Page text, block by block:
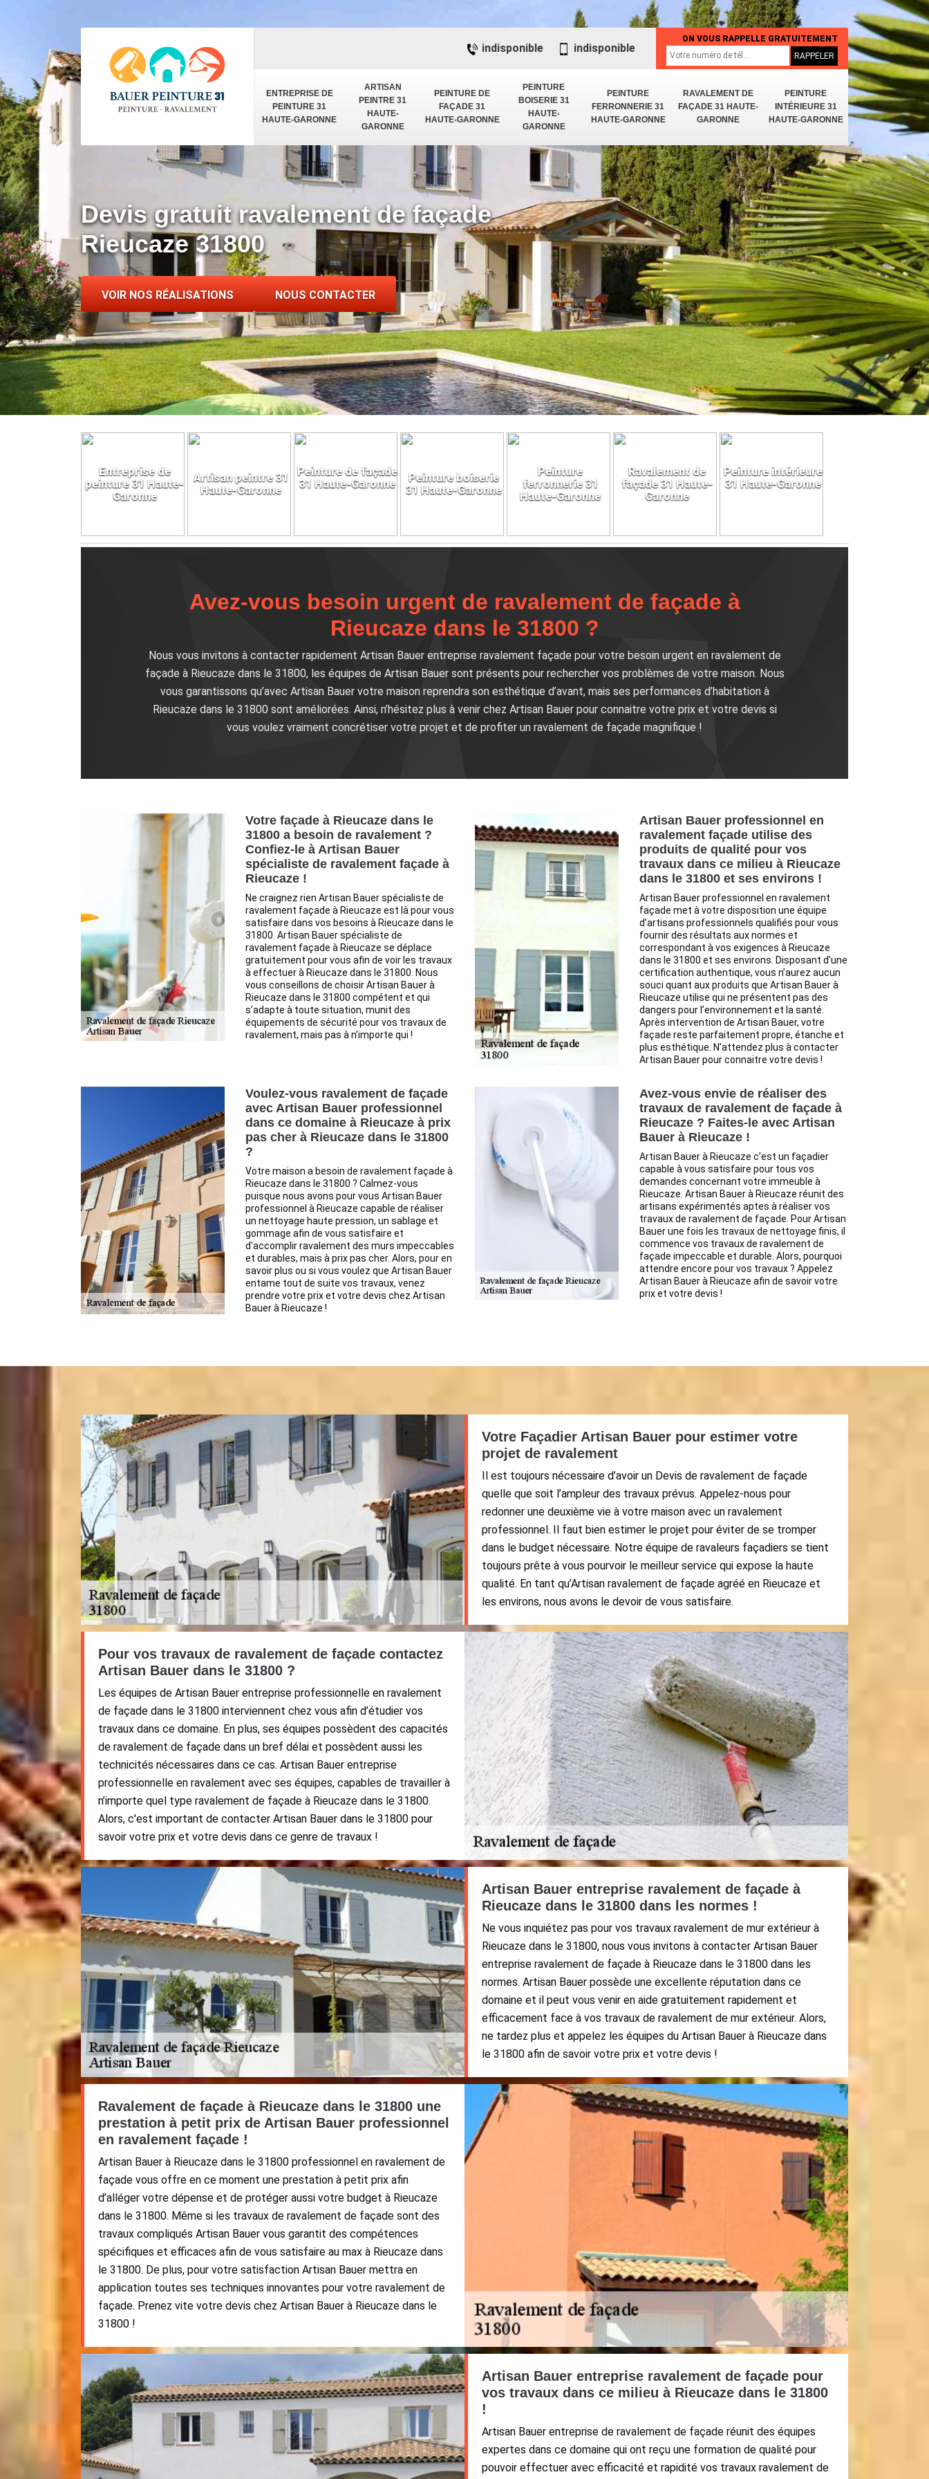
ENTREPRISE DE
PEINTURE 31
HAUTE-GARONNE
ARTISAN
PEINTRE 31
HAUTE-
GARONNE
PEINTURE DE
FAÇADE 31
HAUTE-GARONNE
PEINTURE
BOISERIE 31
HAUTE-
GARONNE
PEINTURE
FERRONNERIE 31
HAUTE-GARONNE
RAVALEMENT DE
FAÇADE 31 HAUTE-
GARONNE
PEINTURE
INTÉRIEURE 31
HAUTE-GARONNE
indisponible indisponible
ON VOUS RAPPELLE GRATUITEMENT
Devis gratuit ravalement de façade
Rieucaze 31800
VOIR NOS RÉALISATIONS NOUS CONTACTER
Entreprise de
peinture 31 Haute-
Garonne
Artisan peintre 31
Haute-Garonne
Peinture de façade
31 Haute-Garonne
Peinture boiserie
31 Haute-Garonne
Peinture
ferronnerie 31
Haute-Garonne
Ravalement de
façade 31 Haute-
Garonne
Peinture intérieure
31 Haute-Garonne
Avez-vous besoin urgent de ravalement de façade à
Rieucaze dans le 31800 ?
Nous vous invitons à contacter rapidement Artisan Bauer entreprise ravalement façade pour votre besoin urgent en ravalement de
façade à Rieucaze dans le 31800, les équipes de Artisan Bauer sont présents pour rechercher vos problèmes de votre maison. Nous
vous garantissons qu’avec Artisan Bauer votre maison reprendra son esthétique d’avant, mais ses performances d’habitation à
Rieucaze dans le 31800 sont améliorées. Ainsi, n’hésitez plus à venir chez Artisan Bauer pour connaitre votre prix et votre devis si
vous voulez vraiment concrétiser votre projet et de profiter un ravalement de façade magnifique !
Votre façade à Rieucaze dans le
31800 a besoin de ravalement ?
Confiez-le à Artisan Bauer
spécialiste de ravalement façade à
Rieucaze !
Ne craignez rien Artisan Bauer spécialiste de
ravalement façade à Rieucaze est là pour vous
satisfaire dans vos besoins à Rieucaze dans le
31800. Artisan Bauer spécialiste de
ravalement façade à Rieucaze se déplace
gratuitement pour vous afin de voir les travaux
à effectuer à Rieucaze dans le 31800. Nous
vous conseillons de choisir Artisan Bauer à
Rieucaze dans le 31800 compétent et qui
s’adapte à toute situation, munit des
équipements de sécurité pour vos travaux de
ravalement, mais pas à n’importe qui !
Artisan Bauer professionnel en
ravalement façade utilise des
produits de qualité pour vos
travaux dans ce milieu à Rieucaze
dans le 31800 et ses environs !
Artisan Bauer professionnel en ravalement
façade met à votre disposition une équipe
d’artisans professionnels qualifiés pour vous
fournir des résultats aux normes et
correspondant à vos exigences à Rieucaze
dans le 31800 et ses environs. Disposant d’une
certification authentique, vous n’aurez aucun
souci quant aux produits que Artisan Bauer à
Rieucaze utilise qui ne présentent pas des
dangers pour l’environnement et la santé.
Après intervention de Artisan Bauer, votre
façade reste parfaitement propre, étanche et
plus esthétique. N’attendez plus à contacter
Artisan Bauer pour connaitre votre devis !
Voulez-vous ravalement de façade
avec Artisan Bauer professionnel
dans ce domaine à Rieucaze à prix
pas cher à Rieucaze dans le 31800
?
Votre maison a besoin de ravalement façade à
Rieucaze dans le 31800 ? Calmez-vous
puisque nous avons pour vous Artisan Bauer
professionnel à Rieucaze capable de réaliser
un nettoyage haute pression, un sablage et
gommage afin de vous satisfaire et
d'accomplir ravalement des murs impeccables
et durables, mais à prix pas cher. Alors, pour en
savoir plus ou si vous voulez que Artisan Bauer
entame tout de suite vos travaux, venez
prendre votre prix et votre devis chez Artisan
Bauer à Rieucaze !
Avez-vous envie de réaliser des
travaux de ravalement de façade à
Rieucaze ? Faites-le avec Artisan
Bauer à Rieucaze !
Artisan Bauer à Rieucaze c’est un façadier
capable à vous satisfaire pour tous vos
demandes concernant votre immeuble à
Rieucaze. Artisan Bauer à Rieucaze réunit des
artisans expérimentés aptes à réaliser vos
travaux de ravalement de façade. Pour Artisan
Bauer une fois les travaux de nettoyage finis, il
commence vos travaux de ravalement de
façade impeccable et durable. Alors, pourquoi
attendre encore pour vos travaux ? Appelez
Artisan Bauer à Rieucaze afin de savoir votre
prix et votre devis !
Votre Façadier Artisan Bauer pour estimer votre
projet de ravalement
Il est toujours nécessaire d’avoir un Devis de ravalement de façade
quelle que soit l’ampleur des travaux prévus. Appelez-nous pour
redonner une deuxième vie à votre maison avec un ravalement
professionnel. Il faut bien estimer le projet pour éviter de se tromper
dans le budget nécessaire. Notre équipe de ravaleurs façadiers se tient
toujours prête à vous pourvoir le meilleur service qui expose la haute
qualité. En tant qu’Artisan ravalement de façade agréé en Rieucaze et
les environs, nous avons le devoir de vous satisfaire.
Pour vos travaux de ravalement de façade contactez
Artisan Bauer dans le 31800 ?
Les équipes de Artisan Bauer entreprise professionnelle en ravalement
de façade dans le 31800 interviennent chez vous afin d’étudier vos
travaux dans ce domaine. En plus, ses équipes possèdent des capacités
de ravalement de façade dans un bref délai et possèdent aussi les
technicités nécessaires dans ce cas. Artisan Bauer entreprise
professionnelle en ravalement avec ses équipes, capables de travailler à
n’importe quel type ravalement de façade à Rieucaze dans le 31800.
Alors, c'est important de contacter Artisan Bauer dans le 31800 pour
savoir votre prix et votre devis dans ce genre de travaux !
Artisan Bauer entreprise ravalement de façade à
Rieucaze dans le 31800 dans les normes !
Ne vous inquiétez pas pour vos travaux ravalement de mur extérieur à
Rieucaze dans le 31800, nous vous invitons à contacter Artisan Bauer
entreprise ravalement de façade à Rieucaze dans le 31800 dans les
normes. Artisan Bauer possède une excellente réputation dans ce
domaine et il peut vous venir en aide gratuitement rapidement et
efficacement face à vos travaux de ravalement de mur extérieur. Alors,
ne tardez plus et appelez les équipes du Artisan Bauer à Rieucaze dans
le 31800 afin de savoir votre prix et votre devis !
Ravalement de façade à Rieucaze dans le 31800 une
prestation à petit prix de Artisan Bauer professionnel
en ravalement façade !
Artisan Bauer à Rieucaze dans le 31800 professionnel en ravalement de
façade vous offre en ce moment une prestation à petit prix afin
d’alléger votre dépense et de protéger aussi votre budget à Rieucaze
dans le 31800. Même si les travaux de ravalement de façade sont des
travaux compliqués Artisan Bauer vous garantit des compétences
spécifiques et efficaces afin de vous satisfaire au max à Rieucaze dans
le 31800. De plus, pour votre satisfaction Artisan Bauer mettra en
application toutes ses techniques innovantes pour votre ravalement de
façade. Prenez vite votre devis chez Artisan Bauer à Rieucaze dans le
31800 !
Artisan Bauer entreprise ravalement de façade pour
vos travaux dans ce milieu à Rieucaze dans le 31800
!
Artisan Bauer entreprise de ravalement de façade réunit des équipes
expertes dans ce domaine qui ont reçu une formation de qualité pour
pouvoir effectuer avec efficacité et rapidité vos travaux ravalement de